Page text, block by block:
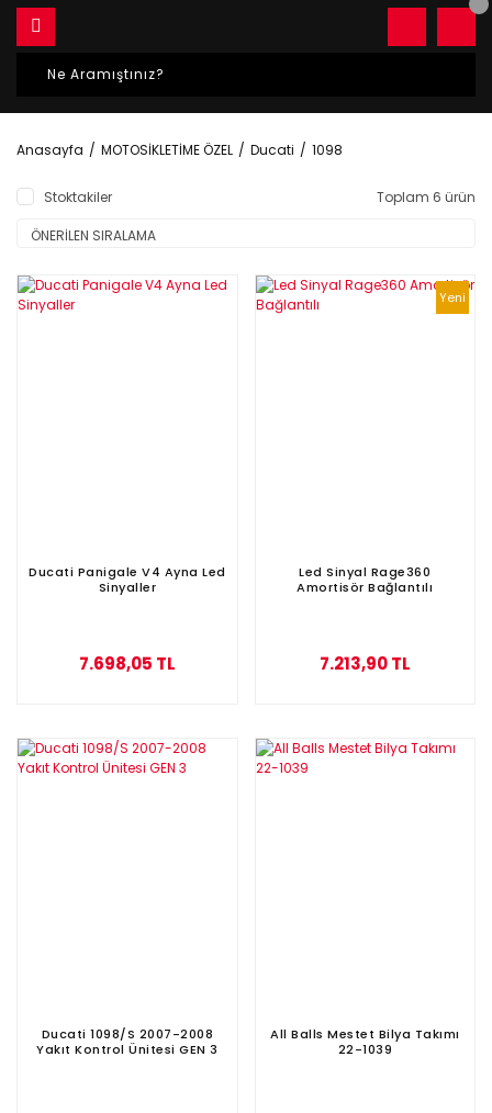
Anasayfa MOTOSİKLETİME ÖZEL Ducati 1098
Stoktakiler Toplam 6 ürün
Ducati Panigale V4 Ayna Led
Sinyaller
7.698,05 TL
Yeni
Led Sinyal Rage360
Amortisör Bağlantılı
7.213,90 TL
Ducati 1098/S 2007-2008
Yakıt Kontrol Ünitesi GEN 3
All Balls Mestet Bilya Takımı
22-1039